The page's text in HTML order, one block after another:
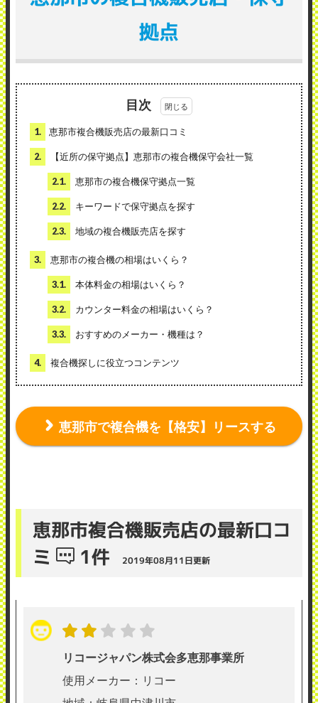
拠点
目次
1. 恵那市複合機販売店の最新口コミ
2. 【近所の保守拠点】恵那市の複合機保守会社一覧
2.1. 恵那市の複合機保守拠点一覧
2.2. キーワードで保守拠点を探す
2.3. 地域の複合機販売店を探す
3. 恵那市の複合機の相場はいくら？
3.1. 本体料金の相場はいくら？
3.2. カウンター料金の相場はいくら？
3.3. おすすめのメーカー・機種は？
4. 複合機探しに役立つコンテンツ
恵那市で複合機を【格安】リースする
恵那市複合機販売店の最新口コ
ミ
1件 2019年08月11日更新
リコージャパン株式会多恵那事業所
使用メーカー：リコー